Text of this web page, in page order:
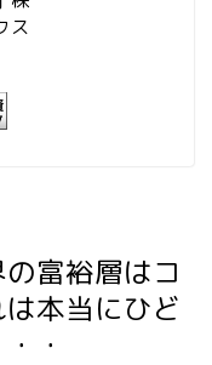
富裕層はコ
本当にひど
・